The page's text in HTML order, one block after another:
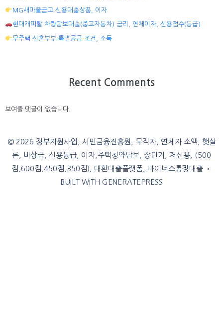
MG새마을금고 신용대출상품, 이자
현대캐피탈 차량담보대출(중고자동차) 금리, 연체이자, 신용점수(등급)
무주택 신혼부부 특별공급 조건, 소득
Recent Comments
보여줄 댓글이 없습니다.
© 2026 정부지원사업, 서민금융진흥원, 무직자, 연체자 소액, 햇살
론, 비상금, 신용등급, 이자,주택청약담보, 장단기, 저신용, (500
점,600점,450점,350점), 대환대출플랫폼, 마이너스통장대출 •
BUILT WITH GENERATEPRESS